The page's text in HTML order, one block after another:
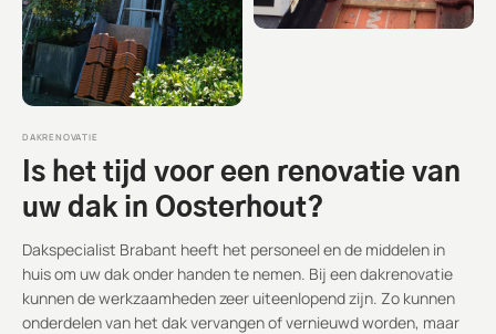
DAKRENOVATIE
Is het tijd voor een renovatie van
uw dak in Oosterhout?
Dakspecialist Brabant heeft het personeel en de middelen in
huis om uw dak onder handen te nemen. Bij een dakrenovatie
kunnen de werkzaamheden zeer uiteenlopend zijn. Zo kunnen
onderdelen van het dak vervangen of vernieuwd worden, maar